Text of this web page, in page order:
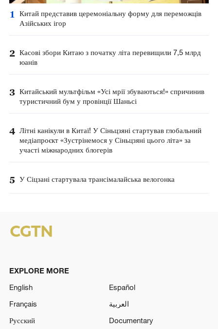
1
Китай представив церемоніальну форму для переможців
Азійських ігор
2 Касові збори Китаю з початку літа перевищили 7,5 млрд
юанів
3 Китайський мультфільм «Усі мрії збуваються!» спричинив
туристичний бум у провінції Шаньсі
4 Літні канікули в Китаї! У Сіньцзяні стартував глобальний
медіапроєкт «Зустрінемося у Сіньцзяні цього літа» за
участі міжнародних блогерів
5 У Сіцзані стартувала трансімалайська велогонка
EXPLORE MORE
English
Español
Français
العربية
Русский
Documentary